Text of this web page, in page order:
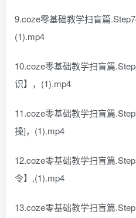
9.coze零基础教学扫盲篇
(1).mp4
10.coze零基础教学扫盲篇
识】，(1).mp4
11.coze零基础教学扫盲篇
操]，(1).mp4
12.coze零基础教学扫盲篇
令】,(1).mp4
13.coze零基础教学扫盲篇